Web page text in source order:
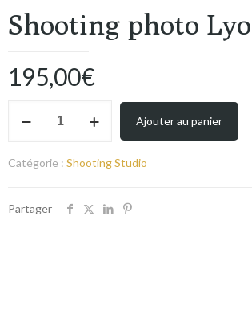
Shooting photo
195,00€
photo
couple
Ajouter au panier
Catégorie : Shooting Studio
Partager